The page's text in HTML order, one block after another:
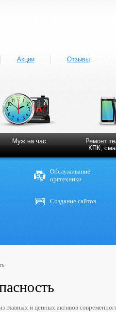
Акции Отзывы
Муж на час
Ремонт
КПК,
Обслуживание
оргтехники
Создание сайтов
главных и ценных активов